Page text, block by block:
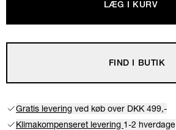
LÆG I KURV
FIND I BUTIK
Gratis levering ved køb over DKK 499,-
Klimakompenseret levering 1-2 hverdage